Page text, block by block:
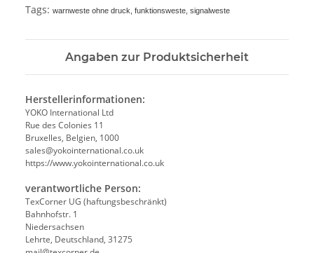
Tags: warnweste ohne druck, funktionsweste, signalweste
Angaben zur Produktsicherheit
Herstellerinformationen:
YOKO International Ltd
Rue des Colonies 11
Bruxelles, Belgien, 1000
sales@yokointernational.co.uk
https://www.yokointernational.co.uk
verantwortliche Person:
TexCorner UG (haftungsbeschränkt)
Bahnhofstr. 1
Niedersachsen
Lehrte, Deutschland, 31275